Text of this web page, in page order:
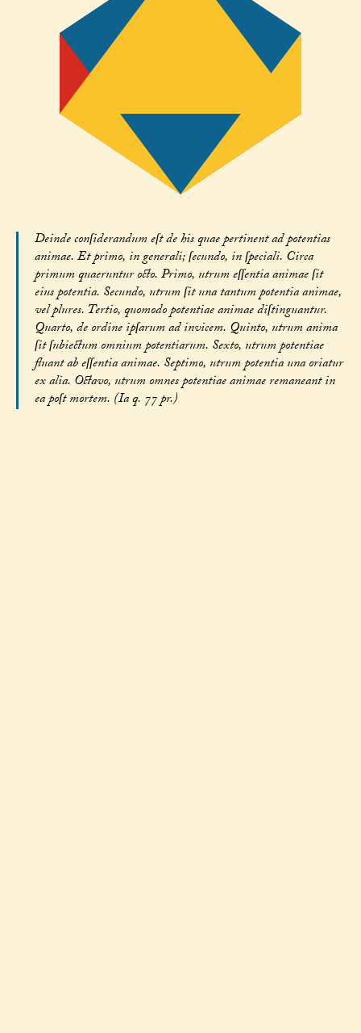
Deinde conſiderandum eſt de his quae pertinent ad potentias
animae. Et primo, in generali; ſecundo, in ſpeciali. Circa
primum quaeruntur octo. Primo, utrum eſſentia animae ſit
eius potentia. Secundo, utrum ſit una tantum potentia animae,
vel plures. Tertio, quomodo potentiae animae diſtinguantur.
Quarto, de ordine ipſarum ad invicem. Quinto, utrum anima
ſit ſubiectum omnium potentiarum. Sexto, utrum potentiae
fluant ab eſſentia animae. Septimo, utrum potentia una oriatur
ex alia. Octavo, utrum omnes potentiae animae remaneant in
ea poſt mortem. (Ia q. 77 pr.)